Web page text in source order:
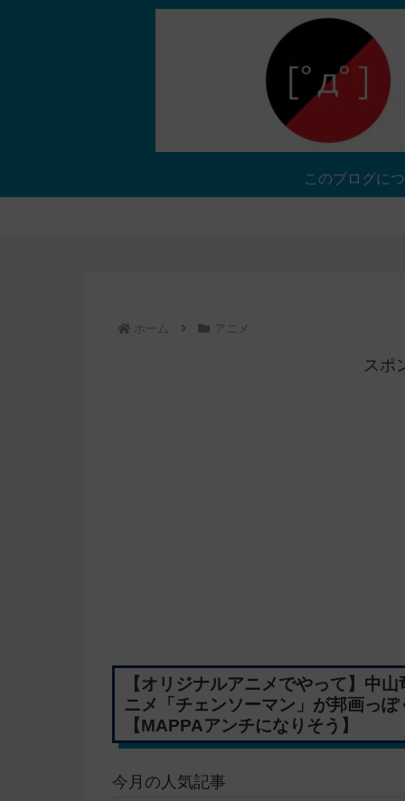
このブログに
ホーム アニメ
スポ
【オリジナルアニメでやって】中
ニメ「チェンソーマン」が邦画っ
【MAPPAアンチになりそう】
今月の人気記事